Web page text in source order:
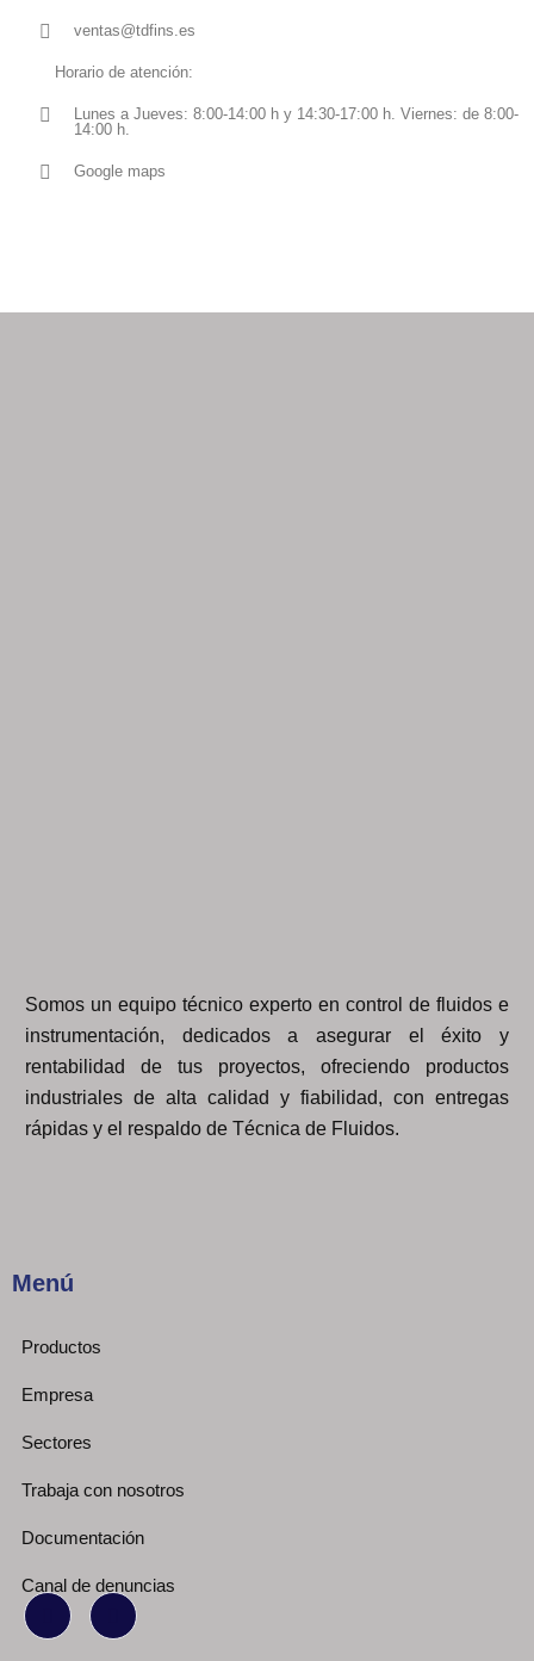
ventas@tdfins.es
Horario de atención:
Lunes a Jueves: 8:00-14:00 h y 14:30-17:00 h. Viernes: de 8:00-
14:00 h.
Google maps
Somos un equipo técnico experto en control de fluidos e
instrumentación, dedicados a asegurar el éxito y
rentabilidad de tus proyectos, ofreciendo productos
industriales de alta calidad y fiabilidad, con entregas
rápidas y el respaldo de Técnica de Fluidos.
Menú
Productos
Empresa
Sectores
Trabaja con nosotros
Documentación
Canal de denuncias